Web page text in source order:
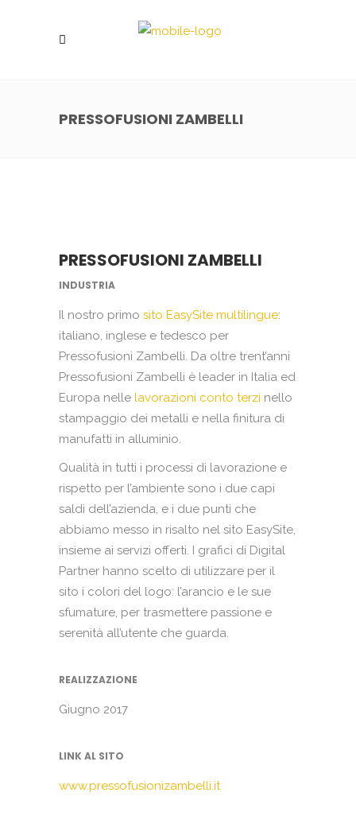
PRESSOFUSIONI ZAMBELLI
PRESSOFUSIONI ZAMBELLI
INDUSTRIA
Il nostro primo sito EasySite multilingue:
italiano, inglese e tedesco per
Pressofusioni Zambelli. Da oltre trent’anni
Pressofusioni Zambelli è leader in Italia ed
Europa nelle lavorazioni conto terzi nello
stampaggio dei metalli e nella finitura di
manufatti in alluminio.
Qualità in tutti i processi di lavorazione e
rispetto per l’ambiente sono i due capi
saldi dell’azienda, e i due punti che
abbiamo messo in risalto nel sito EasySite,
insieme ai servizi offerti. I grafici di Digital
Partner hanno scelto di utilizzare per il
sito i colori del logo: l’arancio e le sue
sfumature, per trasmettere passione e
serenità all’utente che guarda.
REALIZZAZIONE
Giugno 2017
LINK AL SITO
www.pressofusionizambelli.it